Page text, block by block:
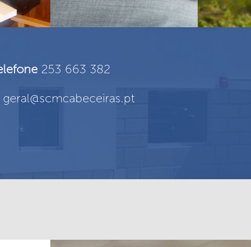
253 663 382
geral@scmcabeceiras.pt